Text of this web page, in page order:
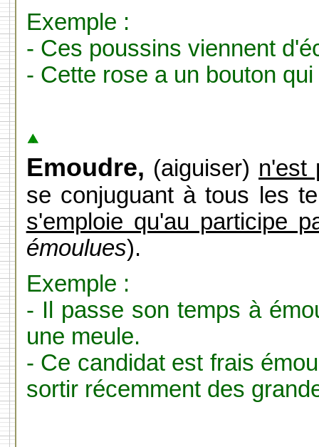
Exemple :
- Ces poussins viennent
- Cette rose a un bouton
Emoudre, (aiguiser) n'est
se conjuguant à tous les
s'emploie qu'au participe
émoulues).
Exemple :
- Il passe son temps à
une meule.
- Ce candidat est frais
sortir récemment des